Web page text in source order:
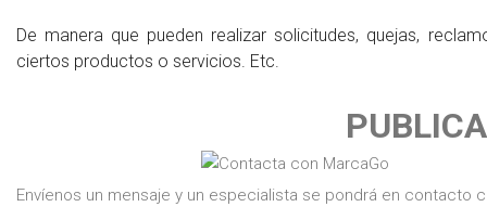
De manera que pueden realizar solicitudes, quejas,
ciertos productos o servicios. Etc.
Envíenos un mensaje y un especialista se pondrá en contacto